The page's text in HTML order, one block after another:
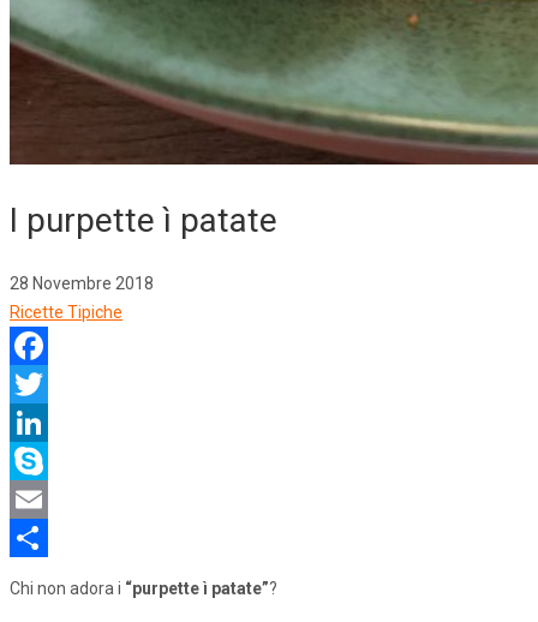
I purpette ì patate
28 Novembre 2018
Ricette Tipiche
Facebook
Twitter
LinkedIn
Skype
Email
Chi non adora i “purpette ì patate”?